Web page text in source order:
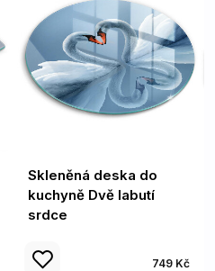
Skleněná deska do
kuchyně Dvě labutí
srdce
749 Kč